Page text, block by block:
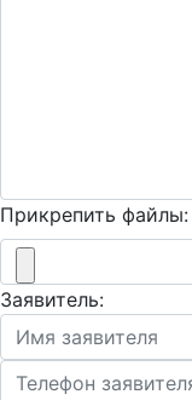
Прикрепить файлы:
Заявитель: